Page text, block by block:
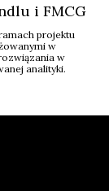
i FMCG
projektu
w
w
analityki.